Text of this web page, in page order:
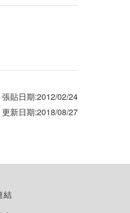
張貼日期:2012/02/24
更新日期:2018/08/27
結